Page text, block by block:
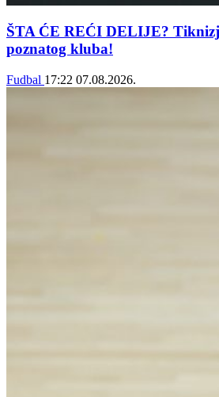
ŠTA ĆE REĆI DELIJE?
poznatog kluba!
Fudbal 17:22 07.08.2026.